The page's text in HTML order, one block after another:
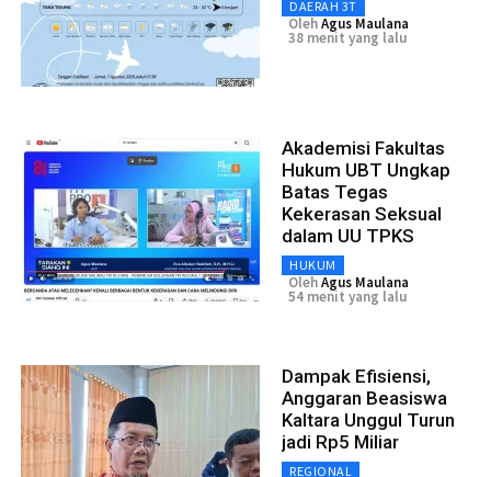
DAERAH 3T
OlehAgus Maulana
38 menit yang lalu
Akademisi Fakultas
Hukum UBT Ungkap
Batas Tegas
Kekerasan Seksual
dalam UU TPKS
HUKUM
OlehAgus Maulana
54 menit yang lalu
Dampak Efisiensi,
Anggaran Beasiswa
Kaltara Unggul Turun
jadi Rp5 Miliar
REGIONAL